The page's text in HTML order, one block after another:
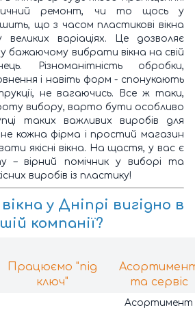
ремонт, чи то щось у
що з часом пластикові вікна
варіаціях. Це дозволяє
бажаючому вибрати вікна на свій
Різноманітність обробки,
і навіть форм - спонукають
не вагаючись. Все ж таки,
вибору, варто бути особливо
таких важливих виробів для
кожна фірма і простий магазин
якісні вікна. На щастя, у вас є
– вірний помічник у виборі та
виробів із пластику!
у Дніпрі вигідно в
компанії?
Працюємо "під
ключ"
та сервіс
Асортимент